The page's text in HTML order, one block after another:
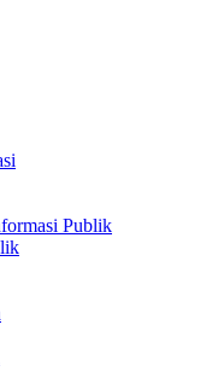
Publik